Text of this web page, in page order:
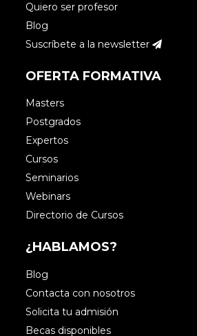
Quiero ser profesor
Blog
Suscríbete a la newsletter
OFERTA FORMATIVA
Masters
Postgrados
Expertos
Cursos
Seminarios
Webinars
Directorio de Cursos
¿HABLAMOS?
Blog
Contacta con nosotros
Solicita tu admisión
Becas disponibles